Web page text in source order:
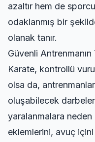
azaltır hem de
odaklanmış bir
olanak tanır.
Güvenli Antrenmanın
Karate, kontrollü
olsa da, antrenmanlar
oluşabilecek
yaralanmalara
eklemlerini, avuç